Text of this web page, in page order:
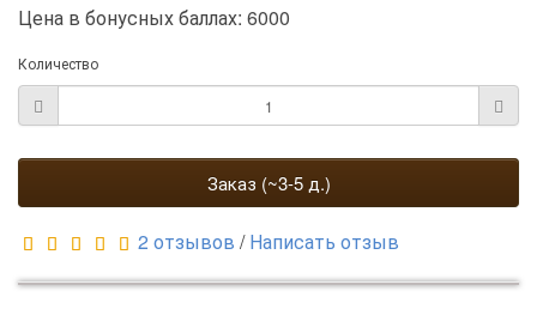
Цена в бонусных баллах: 6000
Количество
Заказ (~3-5 д.)
2 отзывов /Написать отзыв